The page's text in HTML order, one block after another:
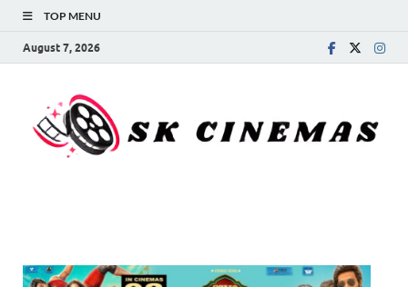
TOP MENU
August 7, 2026